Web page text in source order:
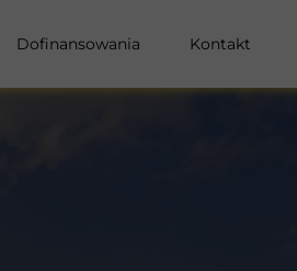
Dofinansowania Kontakt